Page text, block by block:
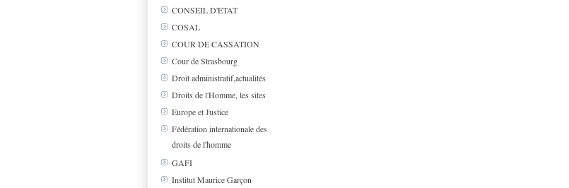
CONSEIL D'ETAT
COSAL
COUR DE CASSATION
Cour de Strasbourg
Droit administratif,actualités
Droits de l'Homme, les sites
Europe et Justice
Fédération internationale des
droits de l'homme
GAFI
Institut Maurice Garçon